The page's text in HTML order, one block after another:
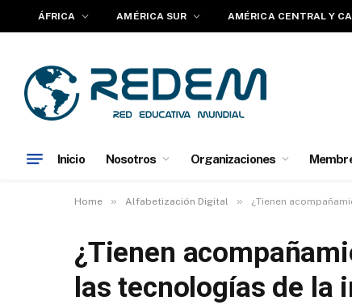
ÁFRICA AMÉRICA SUR AMÉRICA CENTRAL Y
Inicio Nosotros Organizaciones
Home » Alfabetización Digital » ¿Tienen
¿Tienen
las tecnologías de la